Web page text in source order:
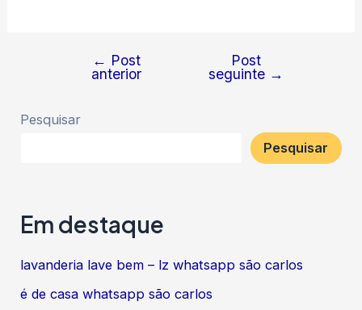
Navegação
Post
← Post
anterior
Post
seguinte →
Pesquisar
Pesquisar
Em destaque
lavanderia lave bem – lz whatsapp são carlos
é de casa whatsapp são carlos